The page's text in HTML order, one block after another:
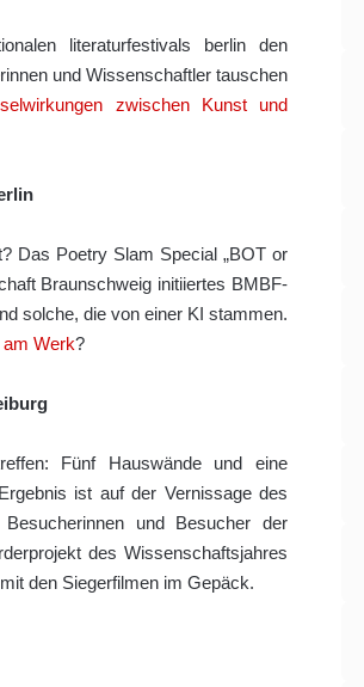
literaturfestivals berlin den
und Wissenschaftler tauschen
zwischen Kunst und
Das Poetry Slam Special „BOT or
Braunschweig initiiertes BMBF-
solche, die von einer KI stammen.
Werk?
Fünf Hauswände und eine
ist auf der Vernissage des
und Besucher der
des Wissenschaftsjahres
den Siegerfilmen im Gepäck.